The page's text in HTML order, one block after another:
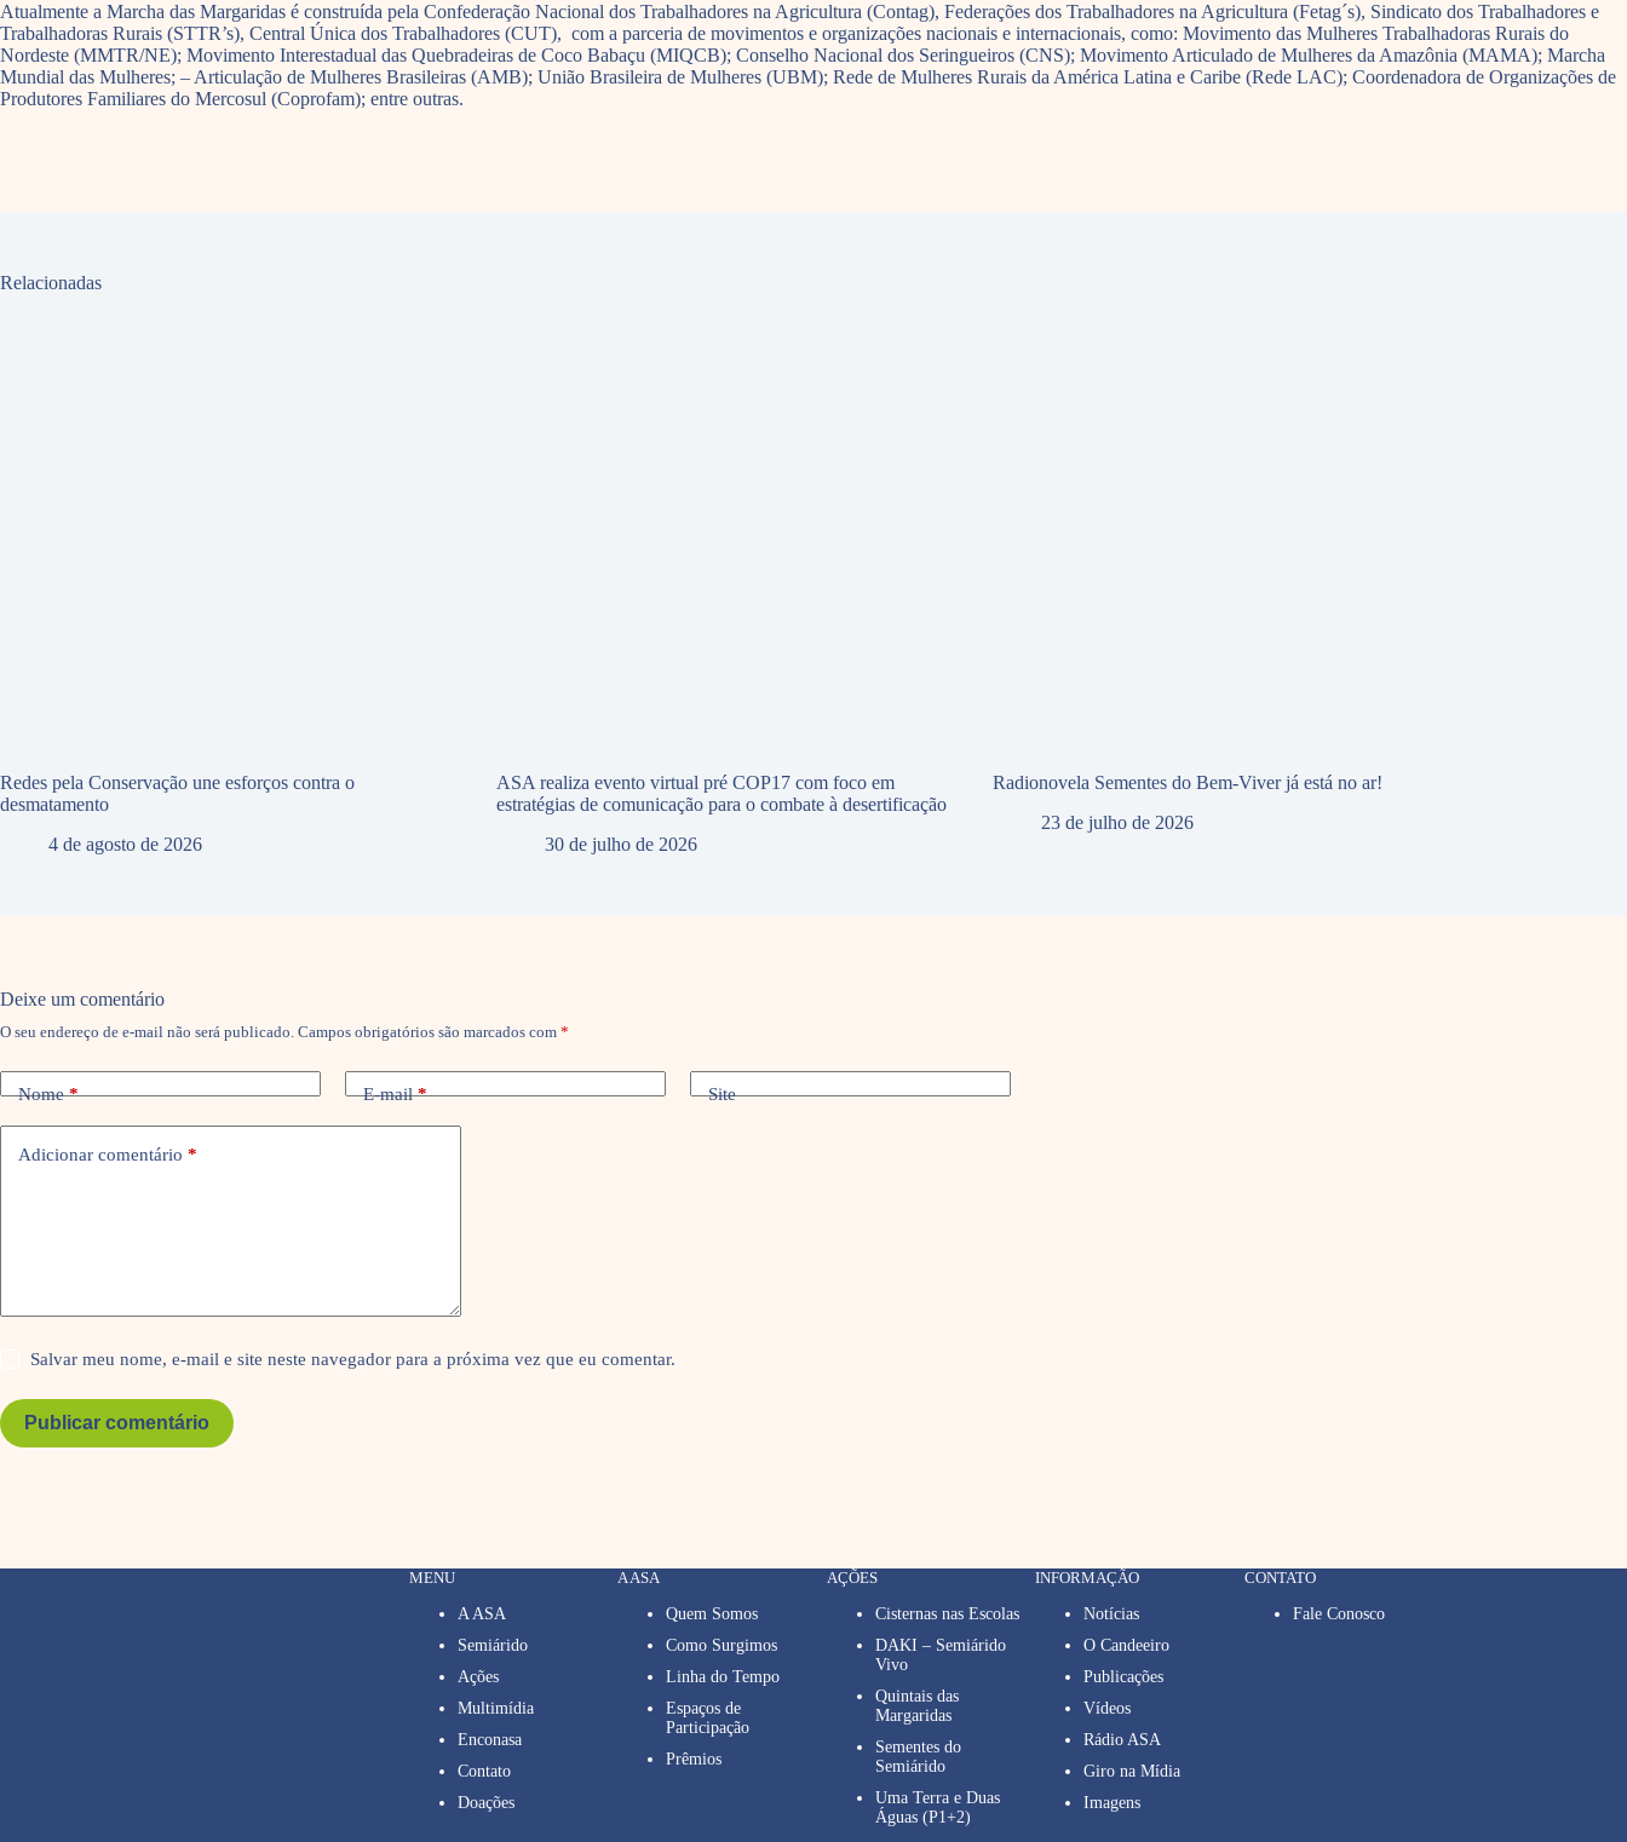
Atualmente a Marcha das Margaridas é construída pela Confederação Nacional dos Trabalhadores na Agricultura (Contag), Federações dos Trabalhadores na Agricultura (Fetag´s), Sindicato dos Trabalhadores e
Trabalhadoras Rurais (STTR’s), Central Única dos Trabalhadores (CUT), com a parceria de movimentos e organizações nacionais e internacionais, como: Movimento das Mulheres Trabalhadoras Rurais do
Nordeste (MMTR/NE); Movimento Interestadual das Quebradeiras de Coco Babaçu (MIQCB); Conselho Nacional dos Seringueiros (CNS); Movimento Articulado de Mulheres da Amazônia (MAMA); Marcha
Mundial das Mulheres; – Articulação de Mulheres Brasileiras (AMB); União Brasileira de Mulheres (UBM); Rede de Mulheres Rurais da América Latina e Caribe (Rede LAC); Coordenadora de Organizações de
Produtores Familiares do Mercosul (Coprofam); entre outras.
Relacionadas
Redes pela Conservação une esforços contra o
desmatamento
4 de agosto de 2026
ASA realiza evento virtual pré COP17 com foco em
estratégias de comunicação para o combate à desertificação
30 de julho de 2026
Radionovela Sementes do Bem-Viver já está no ar!
23 de julho de 2026
Deixe um comentário
O seu endereço de e-mail não será publicado. Campos obrigatórios são marcados com *
Nome* E-mail* Site
Adicionar comentário *
Salvar meu nome, e-mail e site neste navegador para a próxima vez que eu comentar.
Publicar comentário
MENU
A ASA
Semiárido
Ações
Multimídia
Enconasa
Contato
Doações
A ASA
Quem Somos
Como Surgimos
Linha do Tempo
Espaços de
Participação
Prêmios
AÇÕES
Cisternas nas Escolas
DAKI – Semiárido
Vivo
Quintais das
Margaridas
Sementes do
Semiárido
Uma Terra e Duas
Águas (P1+2)
INFORMAÇÃO
Notícias
O Candeeiro
Publicações
Vídeos
Rádio ASA
Giro na Mídia
Imagens
CONTATO
Fale Conosco